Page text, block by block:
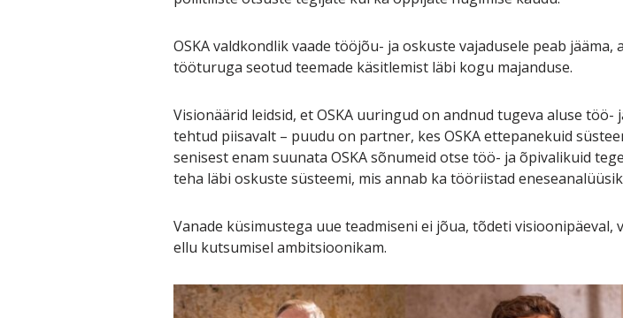
OSKA valdkondlik vaade tööjõu- ja oskuste vajadusele peab
tööturuga seotud teemade käsitlemist läbi kogu majanduse.
Visionäärid leidsid, et OSKA uuringud on andnud tugeva aluse
tehtud piisavalt – puudu on partner, kes OSKA ettepanekuid
senisest enam suunata OSKA sõnumeid otse töö- ja õpivalikuid
teha läbi oskuste süsteemi, mis annab ka tööriistad
Vanade küsimustega uue teadmiseni ei jõua, tõdeti
ellu kutsumisel ambitsioonikam.